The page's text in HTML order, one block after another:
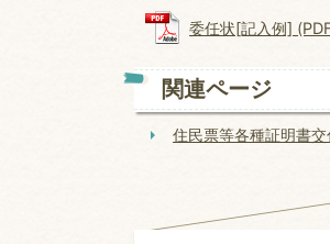
委任状[記入例]
関連ページ
住民票等各種証明書